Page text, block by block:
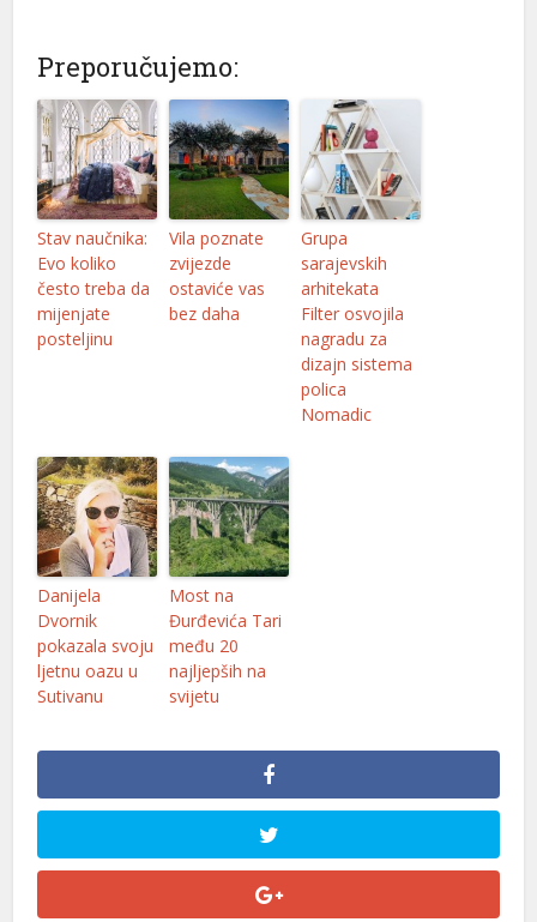
giris
giris
money link shortener
giriş
giriş
geri getirme büyüsü
Preporučujemo:
Stav naučnika:
Evo koliko
često treba da
mijenjate
posteljinu
Vila poznate
zvijezde
ostaviće vas
bez daha
Grupa
sarajevskih
arhitekata
Filter osvojila
nagradu za
dizajn sistema
polica
Nomadic
Danijela
Dvornik
pokazala svoju
ljetnu oazu u
Sutivanu
Most na
Đurđevića Tari
među 20
najljepših na
svijetu